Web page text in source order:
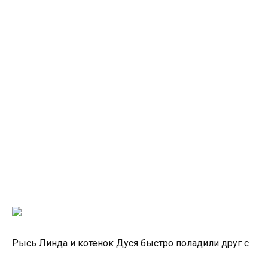
Рысь Линда и котенок Дуся быстро поладили друг с